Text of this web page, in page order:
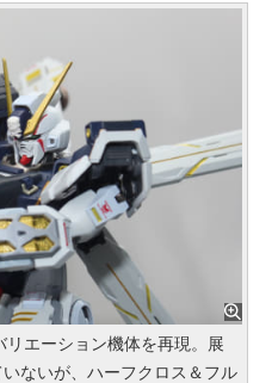
エーション機体を再現。展
ないが、ハーフクロス＆フル